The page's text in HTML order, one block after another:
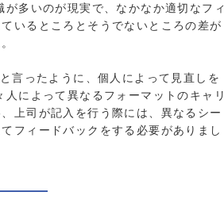
多いのが現実で、なかなか適切なフィ
いるところとそうでないところの差が
言ったように、個人によって見直しを
によって異なるフォーマットのキャリ
上司が記入を行う際には、異なるシー
フィードバックをする必要がありまし